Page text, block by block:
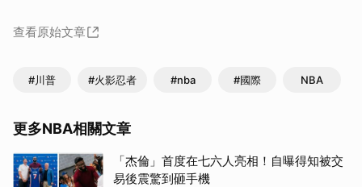
查看原始文章
#川普 #火影忍者 #nba #國際 NBA
更多NBA相關文章
「杰倫」首度在七六人亮相！自曝得知被交
易後震驚到砸手機